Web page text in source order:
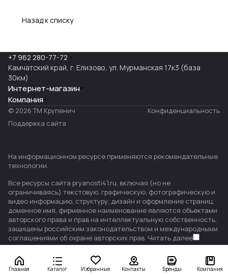
Назад к списку
Главная Каталог Избранные Контакты Бренды Компания
+7 962 280-77-72
Камчатский край, г. Елизово, ул. Мурманская 17к3 (база
30км)
Интернет-магазин
Компания
© 2026 ТМ Крупенич
Конфиденциальность
Поддержка сайта
На информационном ресурсе применяются рекомендательные
технологии.
Все ресурсы сайта pryanosti41.ru, включая (но не
ограничиваясь) текстовую, графическую, фотографическую и
видео информацию, структуру, дизайн и оформление страниц,
доменное имя, фирменное наименование являются объектами
авторского права и прав на интеллектуальную собственность,
защищены российским законодательством и международными
соглашениями об охране авторских прав. Читать далее